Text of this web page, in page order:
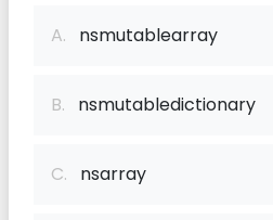
A. nsmutablearray
B. nsmutabledictionary
C. nsarray